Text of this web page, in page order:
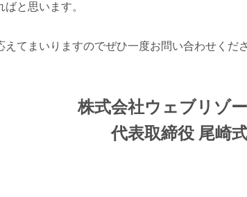
と思います。
てまいりますのでぜひ一度お問い合わせくだ
株式会社ウェブリゾ
代表取締役 尾崎